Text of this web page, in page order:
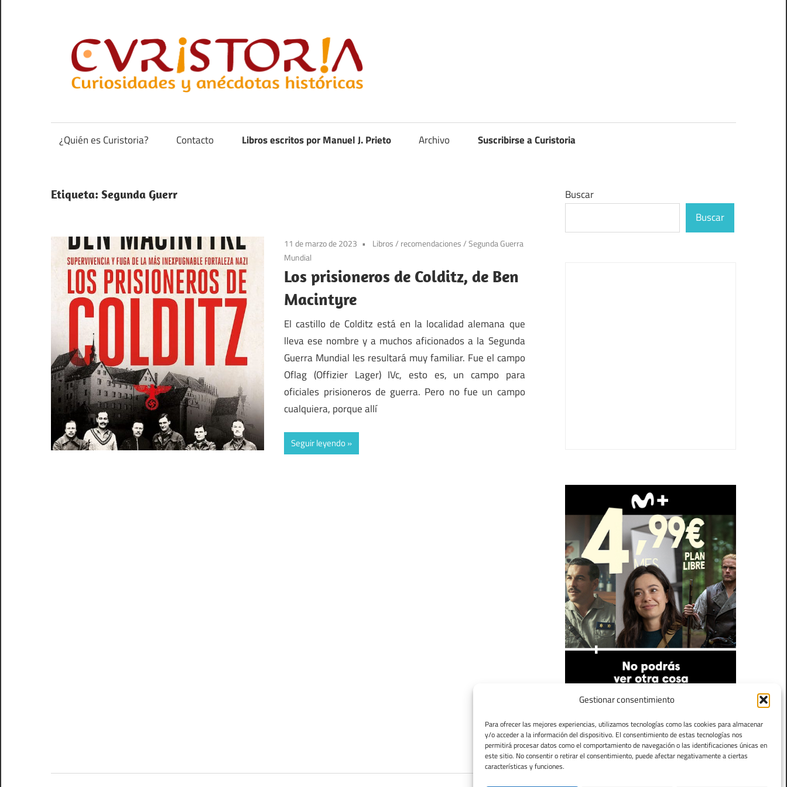
Gestionar consentimiento
Para ofrecer las mejores experiencias, utilizamos tecnologías como las cookies para almacenar
y/o acceder a la información del dispositivo. El consentimiento de estas tecnologías nos
permitirá procesar datos como el comportamiento de navegación o las identificaciones únicas en
este sitio. No consentir o retirar el consentimiento, puede afectar negativamente a ciertas
características y funciones.
contenido
anécdotas
de
¿Quién es Curistoria? Contacto Libros escritos por Manuel J. Prieto Archivo Suscribirse a Curistoria
Etiqueta: Segunda Guerr
11 de marzo de 2023 Libros/ recomendaciones/Segunda Guerra
Mundial
Los prisioneros de Colditz, de Ben
Macintyre
El castillo de Colditz está en la localidad alemana que
lleva ese nombre y a muchos aficionados a la Segunda
Guerra Mundial les resultará muy familiar. Fue el campo
Oflag (Offizier Lager) IVc, esto es, un campo para
oficiales prisioneros de guerra. Pero no fue un campo
cualquiera, porque allí
Seguir leyendo
Buscar
Buscar